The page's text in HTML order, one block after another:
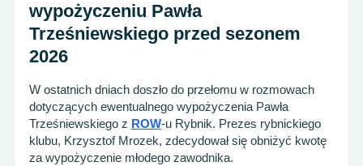
wypożyczeniu Pawła
Trześniewskiego przed sezonem
2026
W ostatnich dniach doszło do przełomu w rozmowach
dotyczących ewentualnego wypożyczenia Pawła
Trześniewskiego z ROW-u Rybnik. Prezes rybnickiego
klubu, Krzysztof Mrozek, zdecydował się obniżyć kwotę
za wypożyczenie młodego zawodnika.